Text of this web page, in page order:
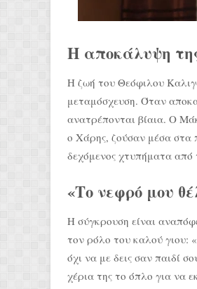
Η αποκάλυψη
Η ζωή του Θεόφιλου
μεταμόσχευση. Όταν
ανατρέπονται βίαια. Ο
ο Χάρης, ζούσαν μέσα στα
δεχόμενος χτυπήματα από
«Το νεφρό μου
Η σύγκρουση είναι
τον ρόλο του καλού γιου:
όχι να με δεις σαν παιδί
χέρια της το όπλο για να